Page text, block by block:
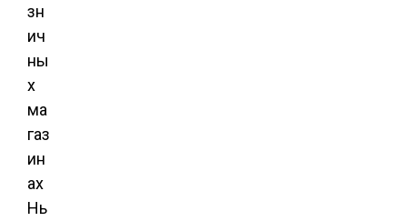
зн
ич
ны
х
ма
газ
ин
ах
Нь